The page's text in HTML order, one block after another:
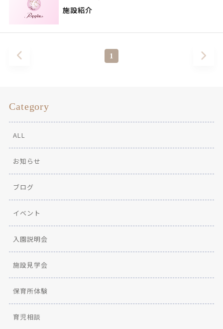
施設紹介
1
Category
ALL
お知らせ
ブログ
イベント
入園説明会
施設見学会
保育所体験
育児相談